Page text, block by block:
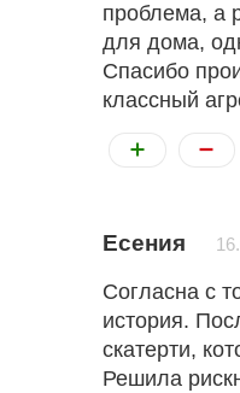
проблема, а
для дома,
Спасибо
классный
Есения
Согласна с
история.
скатерти,
Решила